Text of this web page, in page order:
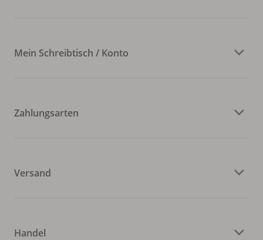
Mein Schreibtisch / Konto
Zahlungsarten
Versand
Handel